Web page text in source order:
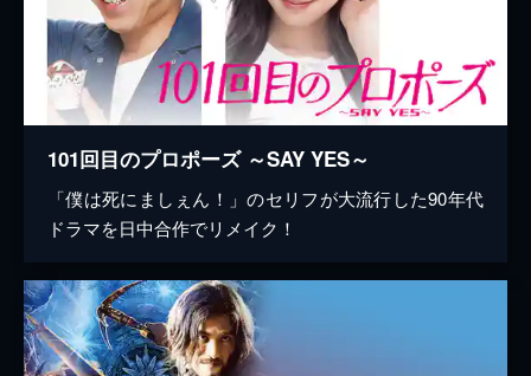
101回目のプロポーズ ～SAY YES～
「僕は死にましぇん！」のセリフが大流行した90年代
ドラマを日中合作でリメイク！